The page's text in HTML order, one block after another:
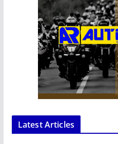
Latest Articles